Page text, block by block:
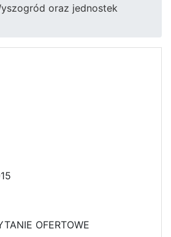
oraz jednostek
OFERTOWE